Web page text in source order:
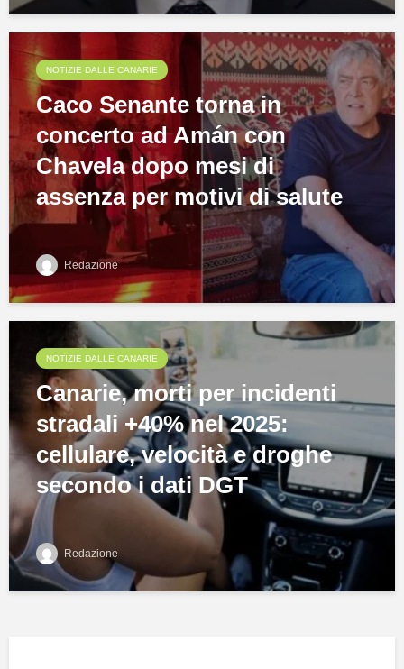
NOTIZIE DALLE CANARIE
Caco Senante torna in
concerto ad Amán con
Chavela dopo mesi di
assenza per motivi di salute
Redazione
NOTIZIE DALLE CANARIE
Canarie, morti per incidenti
stradali +40% nel 2025:
cellulare, velocità e droghe
secondo i dati DGT
Redazione